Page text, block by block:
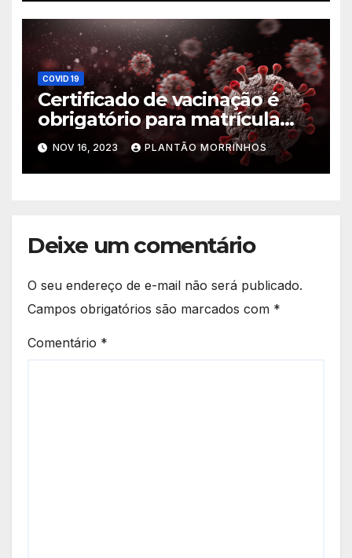
COVID 19
Certificado de vacinação é
obrigatório para matrícula
escolar
NOV 16, 2023 PLANTÃO MORRINHOS
Deixe um comentário
O seu endereço de e-mail não será publicado.
Campos obrigatórios são marcados com *
Comentário *